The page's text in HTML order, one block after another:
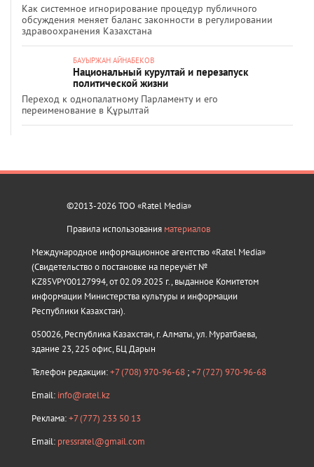
Как системное игнорирование процедур публичного
обсуждения меняет баланс законности в регулировании
здравоохранения Казахстана
БАУЫРЖАН АЙНАБЕКОВ
Национальный курултай и перезапуск
политической жизни
Переход к однопалатному Парламенту и его
переименование в Құрылтай
©2013-2026 ТОО «Ratel Media»
Правила использования материалов
Международное информационное агентство «Ratel Media»
(Свидетельство о постановке на переучёт №
KZ85VPY00127994, от 02.09.2025 г., выданное Комитетом
информации Министерства культуры и информации
Республики Казахстан).
050026, Республика Казахстан, г. Алматы, ул. Муратбаева,
здание 23, 225 офис, БЦ Дарын
Телефон редакции:+7 (708) 970-96-68 ;+7 (727) 970-96-68
Email: info@ratel.kz
Реклама:+7 (777) 233 50 13
Email: pressratel@gmail.com